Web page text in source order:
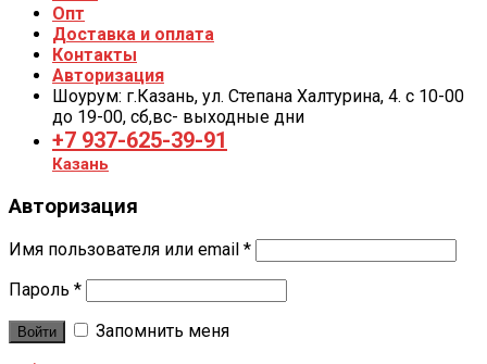
Опт
Доставка и оплата
Контакты
Авторизация
Шоурум: г.Казань, ул. Степана Халтурина, 4. с 10-00
до 19-00, cб,вс- выходные дни
+7 937-625-39-91
Казань
Авторизация
Имя пользователя или email *
Пароль *
Войти
Запомнить меня